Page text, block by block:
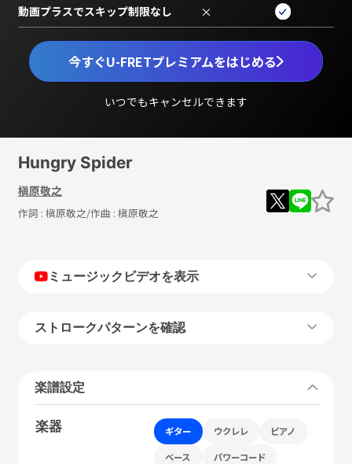
今すぐU-FRETプレミアムをはじめる
いつでもキャンセルできます
動画プラスでスキップ制限なし ×
Hungry Spider
槇原敬之
作詞 : 槇原敬之/作曲 : 槇原敬之
ミュージックビデオを表示
ストロークパターンを確認
楽譜設定
楽器 ギター ウクレレ ピアノ
ベース パワーコード